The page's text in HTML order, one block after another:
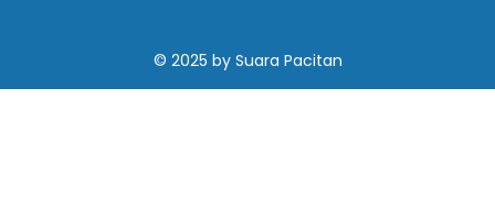
© 2025 by Suara Pacitan